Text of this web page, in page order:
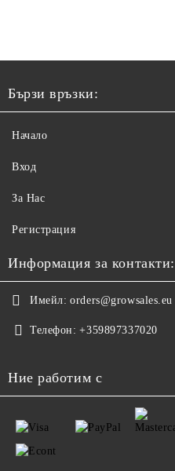
Бързи връзки:
Начало
Вход
За Нас
Регистрация
Информация за контакти:
Имейл: orders@growsales.eu
Телефон: +359897337020
Ние работим с